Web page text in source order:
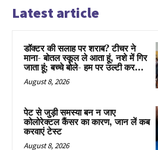
Latest article
डॉक्टर की सलाह पर शराब? टीचर ने
माना- बोतल स्कूल ले आता हूं, नशे में गिर
जाता हूं; बच्चे बोले- हम पर उल्टी कर...
August 8, 2026
पेट से जुड़ी समस्या बन न जाए
कोलोरेक्टल कैंसर का कारण, जान लें कब
करवाएं टेस्ट
August 8, 2026